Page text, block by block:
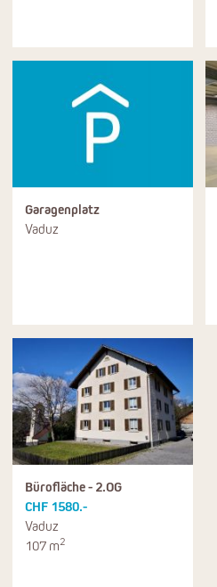
Garagenplatz
Vaduz
Bürofläche - 2.OG
CHF 1580.-
Vaduz
107 m2